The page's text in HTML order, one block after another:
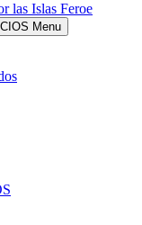
las Islas Feroe
Menu